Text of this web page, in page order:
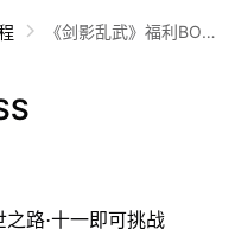
《剑影乱武》福利BOS
路·十一即可挑战